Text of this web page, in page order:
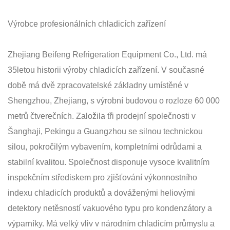
Výrobce profesionálních chladicích zařízení
Zhejiang Beifeng Refrigeration Equipment Co., Ltd. má
35letou historii výroby chladicích zařízení. V současné
době má dvě zpracovatelské základny umístěné v
Shengzhou, Zhejiang, s výrobní budovou o rozloze 60 000
metrů čtverečních. Založila tři prodejní společnosti v
Šanghaji, Pekingu a Guangzhou se silnou technickou
silou, pokročilým vybavením, kompletními odrůdami a
stabilní kvalitou. Společnost disponuje vysoce kvalitním
inspekčním střediskem pro zjišťování výkonnostního
indexu chladicích produktů a dováženými heliovými
detektory netěsností vakuového typu pro kondenzátory a
výparníky. Má velký vliv v národním chladicím průmyslu a